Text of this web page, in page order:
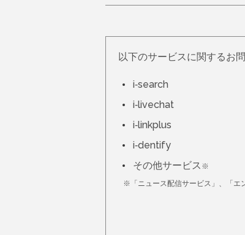
以下のサービスに関するお
i-search
i-livechat
i-linkplus
i-dentify
その他サービス ※
※「ニュース配信サービス」、「エ